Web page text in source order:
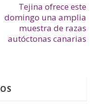
Tejina ofrece este
domingo una amplia
muestra de razas
autóctonas canarias